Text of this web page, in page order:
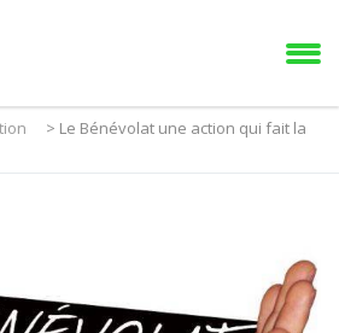
> Le Bénévolat une action qui fait la